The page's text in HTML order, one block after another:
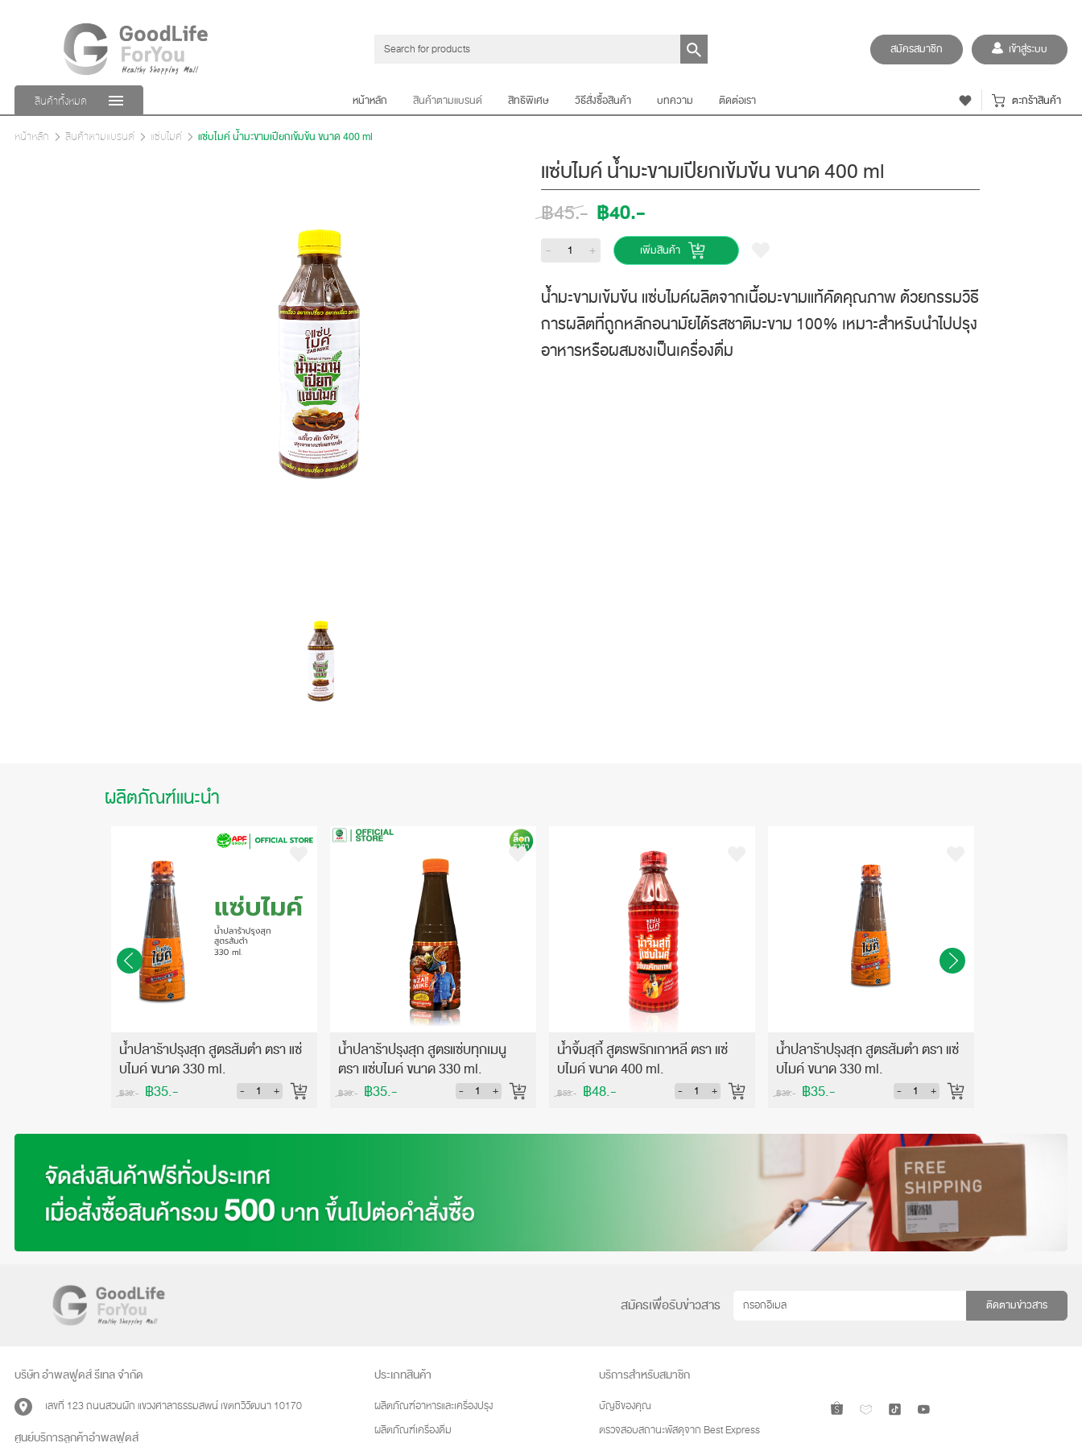
สมัครสมาชิก เข้าสู่ระบบ
สินค้าทั้งหมด หน้าหลัก สินค้าตามแบรนด์ สิทธิพิเศษ วิธีสั่งซื้อสินค้า บทความ ติดต่อเรา ตะกร้าสินค้า
หน้าหลัก สินค้าตามแบรนด์ แซ่บไมค์ แซ่บไมค์ น้ำมะขามเปียกเข้มข้น ขนาด 400 ml
แซ่บไมค์ น้ำมะขามเปียกเข้มข้น ขนาด 400 ml
฿45.- ฿40.-
- + เพิ่มสินค้า
น้ำมะขามเข้มข้น แซ่บไมค์ผลิตจากเนื้อมะขามแท้คัดคุณภาพ ด้วยกรรมวิธี
การผลิตที่ถูกหลักอนามัยได้รสชาติมะขาม 100% เหมาะสำหรับนำไปปรุง
อาหารหรือผสมชงเป็นเครื่องดื่ม
ผลิตภัณฑ์แนะนำ
น้ำปลาร้าปรุงสุก สูตรส้มตำ ตรา แซ่
บไมค์ ขนาด 330 ml.
฿39.- ฿35.- - +
น้ำปลาร้าปรุงสุก สูตรแซ่บทุกเมนู
ตรา แซ่บไมค์ ขนาด 330 ml.
฿39.- ฿35.- - +
น้ำจิ้มสุกี้ สูตรพริกเกาหลี ตรา แซ่
บไมค์ ขนาด 400 ml.
฿53.- ฿48.- - +
น้ำปลาร้าปรุงสุก สูตรส้มตำ ตรา แซ่
บไมค์ ขนาด 330 ml.
฿39.- ฿35.- - +
สมัครเพื่อรับข่าวสาร ติดตามข่าวสาร
บริษัท อำพลฟูดส์ รีเทล จำกัด
เลขที่ 123 ถนนสวนผัก แขวงศาลาธรรมสพน์ เขตทวีวัฒนา 10170
ศูนย์บริการลูกค้าอำพลฟูดส์
ประเภทสินค้า
ผลิตภัณฑ์อาหารและเครื่องปรุง
ผลิตภัณฑ์เครื่องดื่ม
บริการสำหรับสมาชิก
บัญชีของคุณ
ตรวจสอบสถานะพัสดุจาก Best Express